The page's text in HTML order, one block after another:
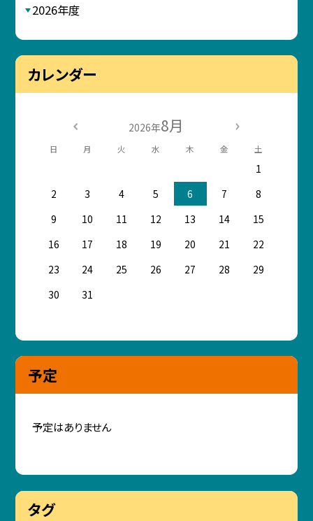
2026年度
カレンダー
2026年8月
日 月 火 水 木 金 土
1
2
3 4 5 6 7
8
9
10 11 12 13 14
15
16
17 18 19 20 21
22
23
24 25 26 27 28
29
30
31
予定
予定はありません
タグ